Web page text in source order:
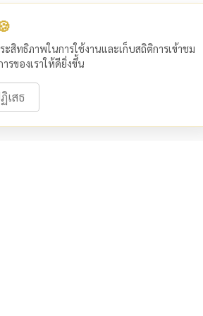
ะสิทธิภาพในการใช้งานและเก็บสถิติการเข้าชม
ของเราให้ดียิ่งขึ้น
เสธ